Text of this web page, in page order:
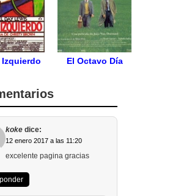
Izquierdo El Octavo Día
koke dice:
12 enero 2017 a las 11:20
excelente pagina gracias